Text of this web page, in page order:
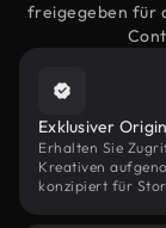
freigegeben für
Exklusiver
Erhalten Sie
Kreativen
konzipiert für